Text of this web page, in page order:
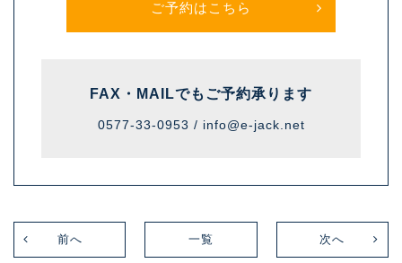
ご予約はこちら
FAX・MAILでも ご予約承ります
0577-33-0953 / info@e-jack.net
前へ 次へ
一覧